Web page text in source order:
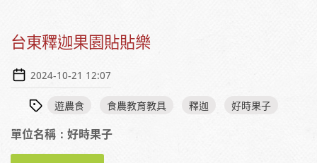
台東釋迦果園貼貼樂
2024-10-21 12:07
遊農食 食農教育教具 釋迦 好時果子
單位名稱：好時果子